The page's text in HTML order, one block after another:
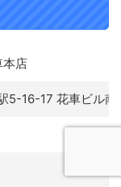
本店
5-16-17 花車ビル南